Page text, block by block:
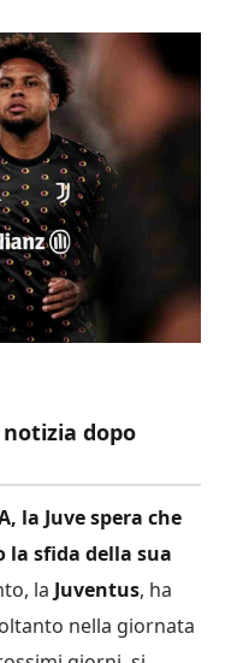
dopo
la Juve spera che
la sfida della sua
la Juventus, ha
nella giornata